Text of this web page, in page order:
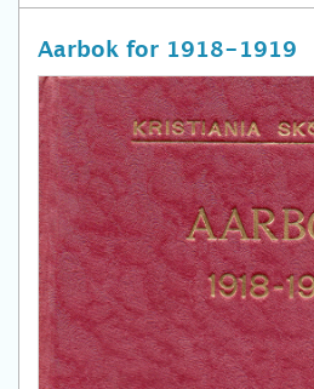
Aarbok for 1918-1919